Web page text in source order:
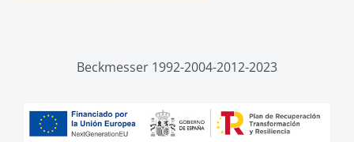
Beckmesser 1992-2004-2012-2023